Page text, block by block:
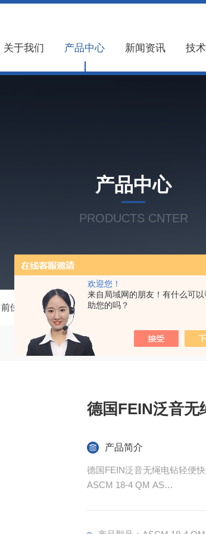
欢迎您！
来自局域网的朋友！有什么可以
助您的吗？
关于我们 产品中心 新闻资讯 技
产品中心
PRODUCTS CNTER
位置： 首页 产品中心 测量工具、五金工具
德国FEIN泛音无
产品简介
德国FEIN泛音无绳电钻轻便快
ASCM 18-4 QM AS
孔，深度可达 3-1/8“。